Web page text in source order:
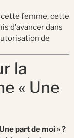
cette femme, cette
d’avancer dans
de
la
« Une
part de moi » ?